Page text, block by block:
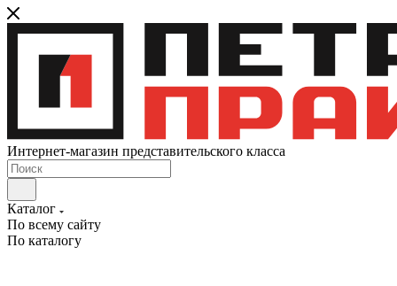
Интернет-магазин представительского класса
Каталог
По всему сайту
По каталогу